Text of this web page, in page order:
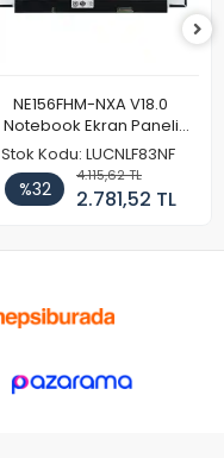
NE156FHM-NXA V18.0
Notebook Ekran Paneli
144Hz
Stok Kodu: LUCNLF83NF
%32
4.115,62 TL
2.781,52 TL